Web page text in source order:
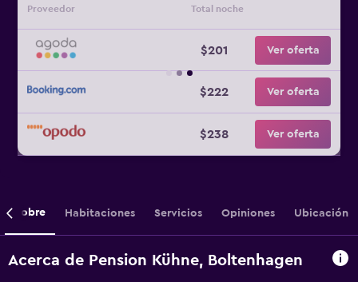
Proveedor Total noche
$201 Ver oferta
$222 Ver oferta
$238 Ver oferta
Sobre Habitaciones Servicios Opiniones Ubicación
Acerca de Pension Kühne, Boltenhagen